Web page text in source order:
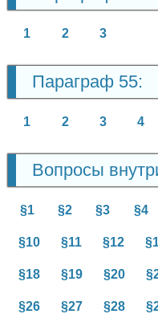
1 2 3
Параграф 55:
1 2 3 4
Вопросы
§1 §2 §3 §4
§10 §11 §12
§18 §19 §20
§26 §27 §28